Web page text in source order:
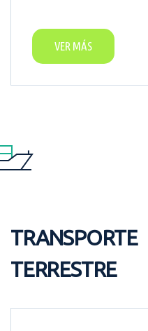
VER MÁS
TRANSPORTE
TERRESTRE